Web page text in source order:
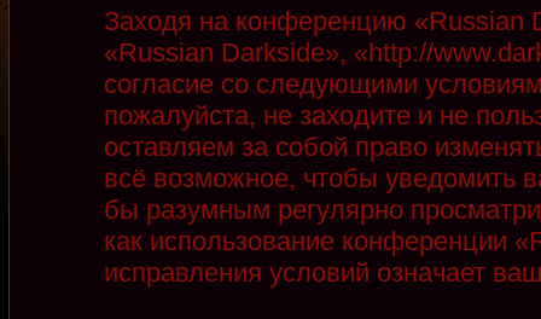
Заходя на конференцию
«Russian Darkside», «http://
согласие со следующими
пожалуйста, не заходите и не
оставляем за собой право
всё возможное, чтобы уведомить
бы разумным регулярно
как использование конференции
исправления условий означает